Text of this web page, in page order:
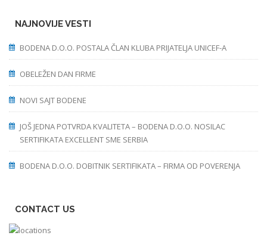
NAJNOVIJE VESTI
BODENA D.O.O. POSTALA ČLAN KLUBA PRIJATELJA UNICEF-A
OBELEŽEN DAN FIRME
NOVI SAJT BODENE
JOŠ JEDNA POTVRDA KVALITETA – BODENA D.O.O. NOSILAC
SERTIFIKATA EXCELLENT SME SERBIA
BODENA D.O.O. DOBITNIK SERTIFIKATA – FIRMA OD POVERENJA
CONTACT US